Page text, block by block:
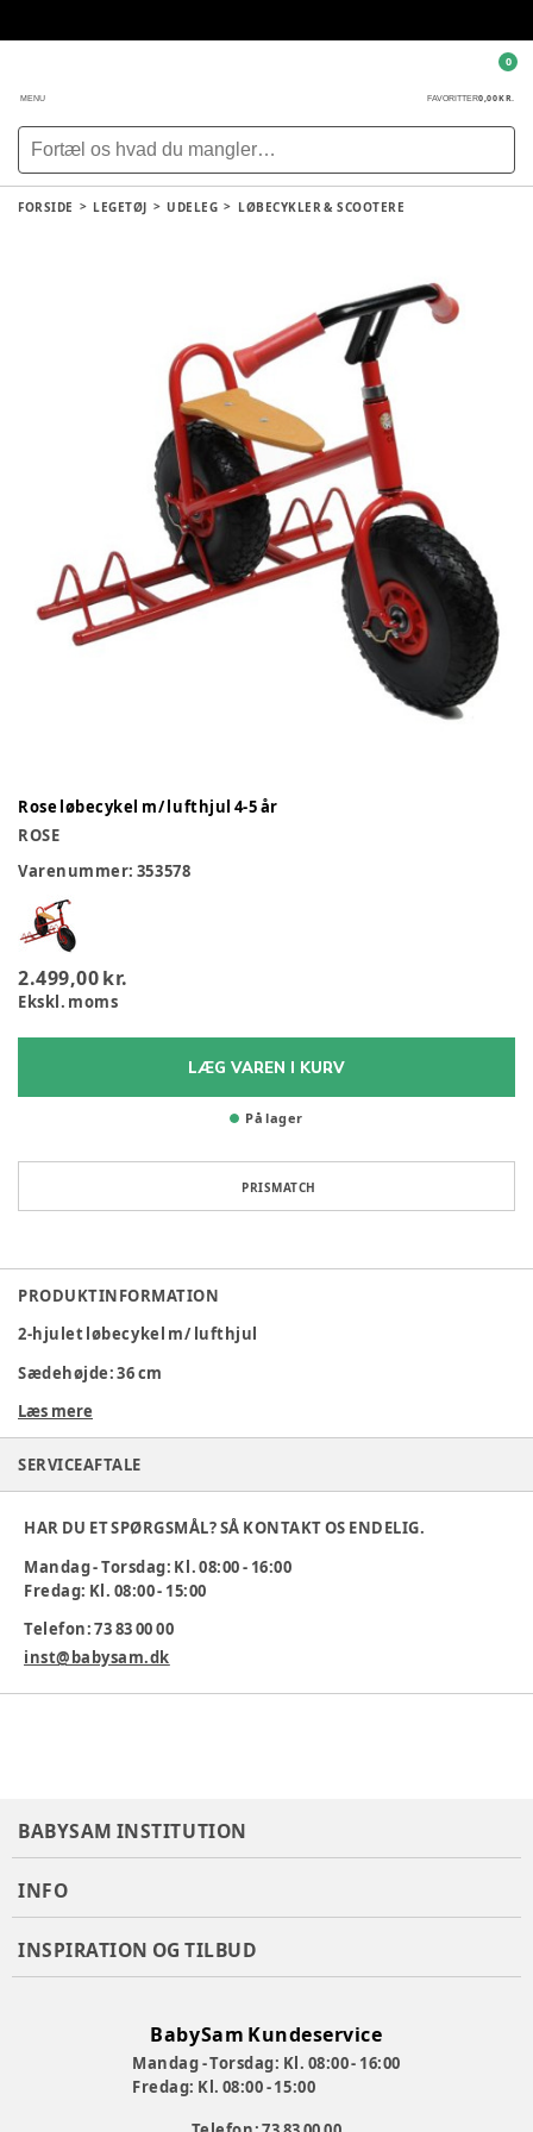
MENU FAVORITTER0,00 KR.
0
FORSIDE LEGETØJ UDELEG LØBECYKLER & SCOOTERE
Rose løbecykel m/ lufthjul 4-5 år
ROSE
Varenummer: 353578
2.499,00 kr.
Ekskl. moms
LÆG VAREN I KURV
På lager
PRISMATCH
PRODUKTINFORMATION
2-hjulet løbecykel m/ lufthjul
Sædehøjde: 36 cm
Mål: L: 86 x B: 43 x H: 63 cm
353599
ROSE cykler har følgende generelle egenskaber:
ved leveringen
Ekstrem lang holdbarhed (gennemsnitligt 15-20 år)
Specialstålrør med godstykkelser fra 1,5 – 3,25 mm
Forgafler er ekstra forstærkede
Sædebrædder er fremstillet af finsk vandfast
Varenummer:353578
Læs mere
SERVICEAFTALE
HAR DU ET SPØRGSMÅL? SÅ KONTAKT OS ENDELIG.
Mandag - Torsdag: Kl. 08:00 - 16:00
Fredag: Kl. 08:00 - 15:00
Telefon: 73 83 00 00
inst@babysam.dk
BABYSAM INSTITUTION
INFO
INSPIRATION OG TILBUD
BabySam Kundeservice
Mandag - Torsdag: Kl. 08:00 - 16:00
Fredag: Kl. 08:00 - 15:00